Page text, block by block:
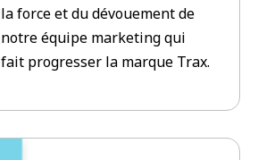
la force et du dévouement de
notre équipe marketing qui
fait progresser la marque Trax.